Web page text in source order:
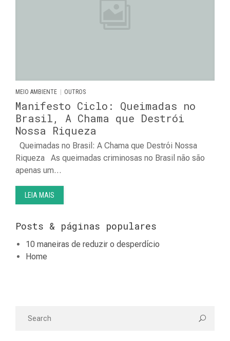
MEIO AMBIENTE | OUTROS
Manifesto Ciclo: Queimadas no
Brasil, A Chama que Destrói
Nossa Riqueza
Queimadas no Brasil: A Chama que Destrói Nossa
Riqueza As queimadas criminosas no Brasil não são
apenas um…
LEIA MAIS
Posts & páginas populares
10 maneiras de reduzir o desperdício
Home